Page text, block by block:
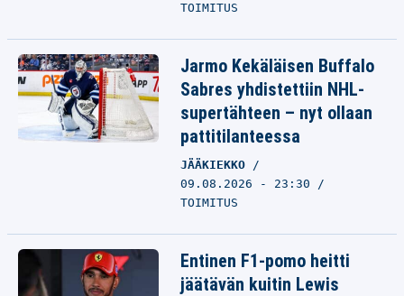
TOIMITUS
Jarmo Kekäläisen Buffalo
Sabres yhdistettiin NHL-
supertähteen – nyt ollaan
pattitilanteessa
JÄÄKIEKKO
09.08.2026 - 23:30
TOIMITUS
Entinen F1-pomo heitti
jäätävän kuitin Lewis